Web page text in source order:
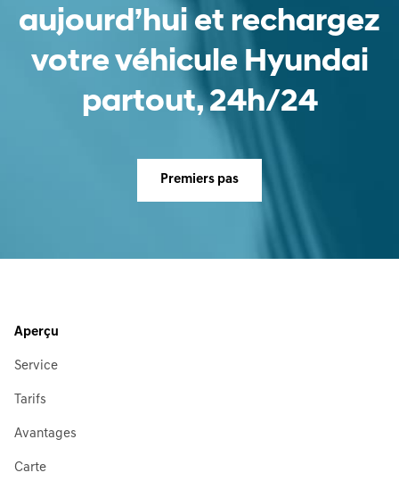
aujourd’hui et rechargez
votre véhicule Hyundai
partout, 24h/24
Premiers pas
Aperçu
Service
Tarifs
Avantages
Carte